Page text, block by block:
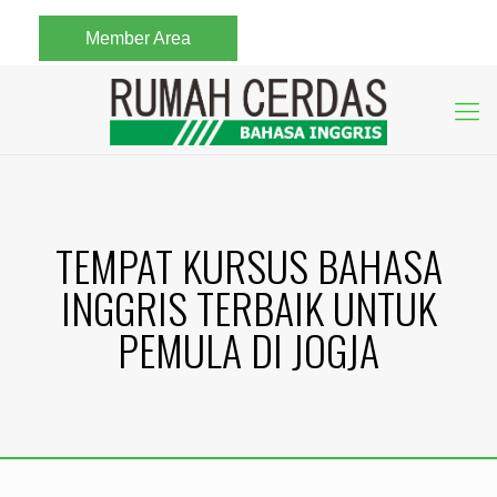
Member Area
TEMPAT KURSUS BAHASA
INGGRIS TERBAIK UNTUK
PEMULA DI JOGJA